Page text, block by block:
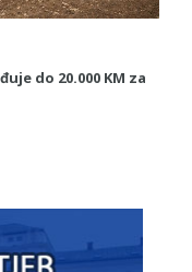
do 20.000 KM za